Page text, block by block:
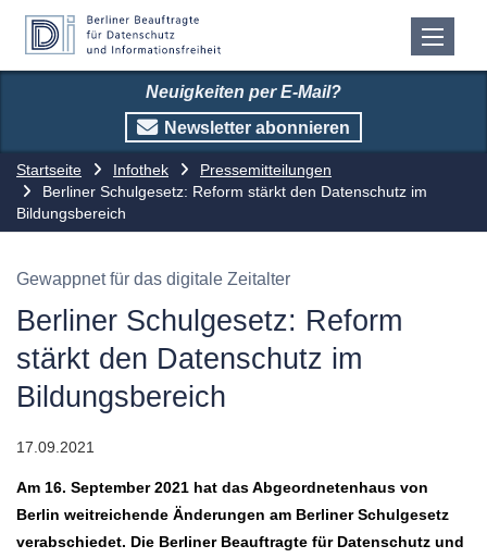
Neuigkeiten per E-Mail?
Newsletter abonnieren
Startseite Infothek
Pressemitteilungen
Berliner Schulgesetz: Reform stärkt den Datenschutz im
Bildungsbereich
Gewappnet für das digitale Zeitalter
Berliner Schulgesetz: Reform
stärkt den Datenschutz im
Bildungsbereich
17.09.2021
Am 16. September 2021 hat das Abgeordnetenhaus von
Berlin weitreichende Änderungen am Berliner Schulgesetz
verabschiedet. Die Berliner Beauftragte für Datenschutz und